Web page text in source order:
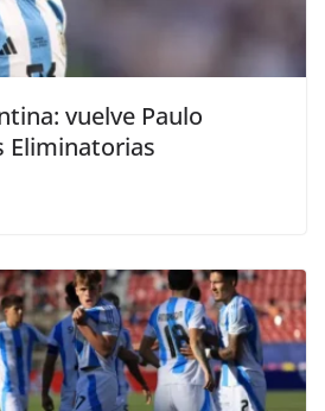
vuelve Paulo
Eliminatorias